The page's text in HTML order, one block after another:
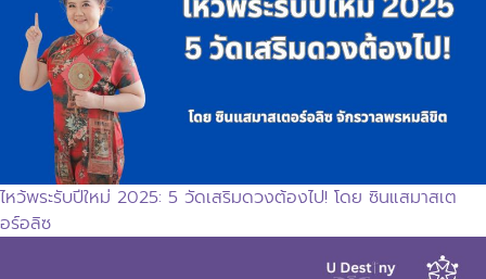
ไหว้พระรับปีใหม่ 2025: 5 วัดเสริมดวงต้องไป! โดย ซินแสมาสเต
อร์อลิซ